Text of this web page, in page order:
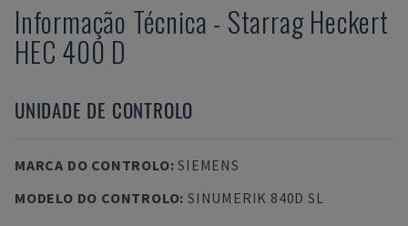
Informação Técnica - Starrag Heckert
HEC 400 D
UNIDADE DE CONTROLO
MARCA DO CONTROLO:SIEMENS
MODELO DO CONTROLO: SINUMERIK 840D SL